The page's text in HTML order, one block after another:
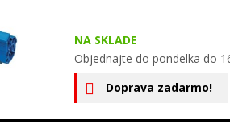
NA SKLADE
Objednajte do pondelka do
Doprava zadarmo!